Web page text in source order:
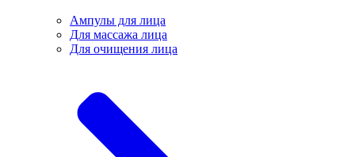
Ампулы для лица
Для массажа лица
Для очищения лица